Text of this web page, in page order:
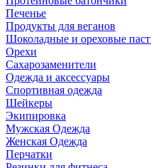
Печенье
Продукты для веганов
Шоколадные и ореховые
Орехи
Сахарозаменители
Одежда и аксессуары
Спортивная одежда
Шейкеры
Экипировка
Мужская Одежда
Женская Одежда
Перчатки